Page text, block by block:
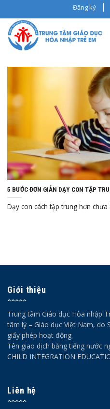
to
content
Đăng ký
Th522, 2024
5 BƯỚC ĐƠN GIẢN DẠY CON TẬP
Dạy con cách tập trung hơn
Giới thiệu
Trung tâm Giáo dục Hòa nhập
tâm lý – Giáo dục Việt Nam, do
giấy phép hoạt động.
Tên giao dịch bằng tiếng nước
CHILD INTEGRATION
Liên hệ